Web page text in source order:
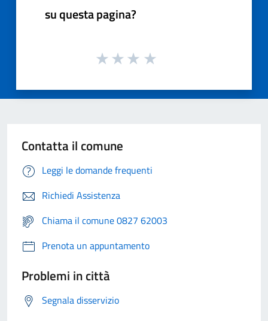
su questa pagina?
Contatta il comune
Leggi le domande frequenti
Richiedi Assistenza
Chiama il comune 0827 62003
Prenota un appuntamento
Problemi in città
Segnala disservizio